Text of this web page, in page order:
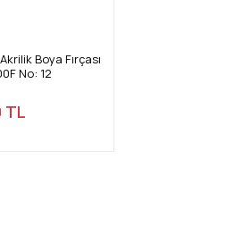
Boya Fırçası
No: 12
TL